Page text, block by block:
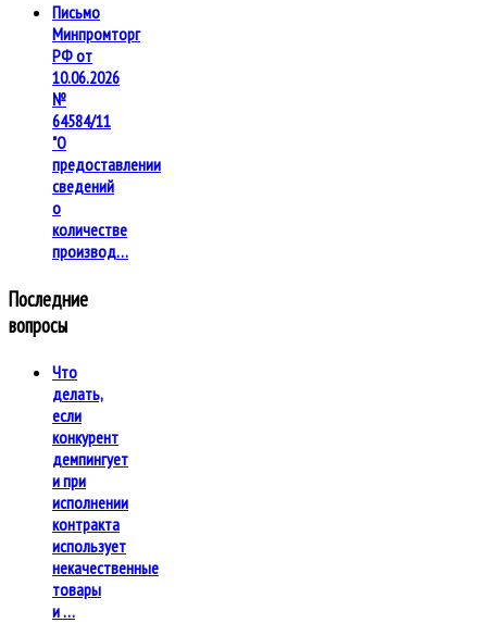
Письмо
Минпромторг
РФ от
10.06.2026
№
64584/11
"О
предоставлении
сведений
о
количестве
производ…
Последние
вопросы
Что
делать,
если
конкурент
демпингует
и при
исполнении
контракта
использует
некачественные
товары
и …